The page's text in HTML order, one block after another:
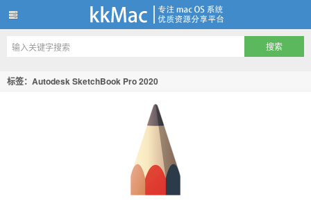
kkMac
标签：Autodesk SketchBook Pro 2020